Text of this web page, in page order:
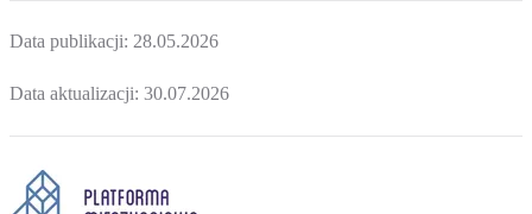
Data publikacji: 28.05.2026
Data aktualizacji: 30.07.2026